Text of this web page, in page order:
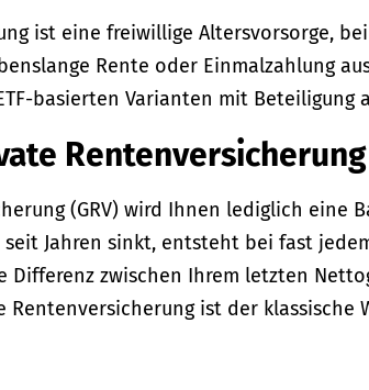
ist eine freiwillige Altersvorsorge,
Rente oder Einmalzahlung
basierten Varianten mit Beteiligung
(GRV) wird Ihnen lediglich eine
seit Jahren sinkt, entsteht bei fast
Differenz zwischen Ihrem letzten
ist der klassische